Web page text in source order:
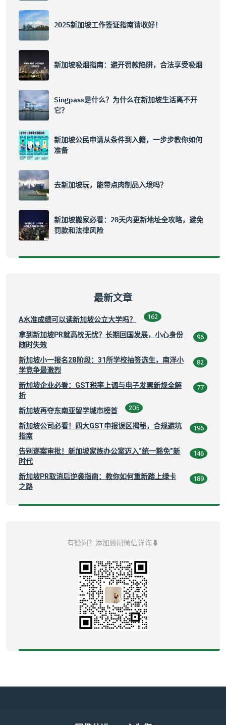
2025新加坡工作签证指南请收好！
新加坡吸烟指南：避开罚款陷阱，合法享受吸烟
Singpass是什么？为什么在新加坡生活离不开
它？
新加坡公民申请从条件到入籍，一步步教你如何
准备
去新加坡玩，能带点肉制品入境吗？
新加坡搬家必看：28天内更新地址全攻略，避免
罚款和法律风险
最新文章
A水准成绩可以读新加坡公立大学吗？ 162
拿到新加坡PR就高枕无忧？长期回国发展，小心身份
随时失效
96
新加坡小一报名2B阶段：31所学校抽签选生，南洋小
学竞争最激烈
82
新加坡企业必看：GST税率上调与电子发票新规全解
析
77
新加坡再夺东南亚留学城市榜首 205
新加坡公司必看！四大GST申报误区揭秘，合规避坑
指南
196
告别逐案审批！新加坡家族办公室迈入“统一豁免”新
时代
146
新加坡PR取消后逆袭指南：教你如何重新踏上绿卡
之路
189
有疑问？添加顾问微信详询⬇